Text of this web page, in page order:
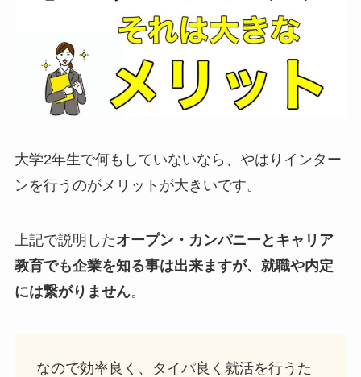
大学2年生で何もしていないなら、やはりインター
ンを行うのがメリットが大きいです。
上記で説明したオープン・カンパニーとキャリア
教育でも企業を知る事は出来ますが、就職や内定
には繋がりません。
なので効率良く、タイパ良く就活を行うた